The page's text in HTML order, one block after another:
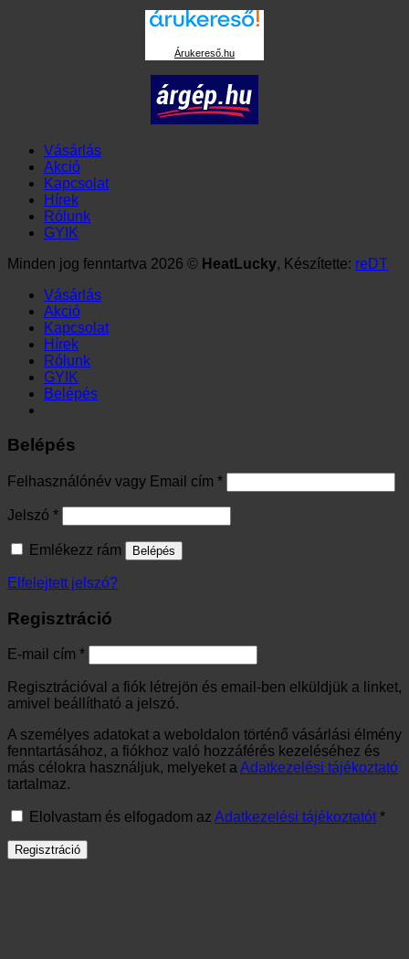
Árukereső.hu
Vásárlás
Akció
Kapcsolat
Hírek
Rólunk
GYIK
Minden jog fenntartva 2026 © HeatLucky, Készítette: reDT
Vásárlás
Akció
Kapcsolat
Hírek
Rólunk
GYIK
Belépés
Belépés
Felhasználónév vagy Email cím *Kötelező
Jelszó *Kötelező
Emlékezz rám Belépés
Elfelejtett jelszó?
Regisztráció
E-mail cím *Kötelező
Regisztrációval a fiók létrejön és email-ben elküldjük a linket,
amivel beállítható a jelszó.
A személyes adatokat a weboldalon történő vásárlási élmény
fenntartásához, a fiókhoz való hozzáférés kezeléséhez és
más célokra használjuk, melyeket aAdatkezelési tájékoztató
tartalmaz.
Elolvastam és elfogadom az Adatkezelési tájékoztatót *
Regisztráció